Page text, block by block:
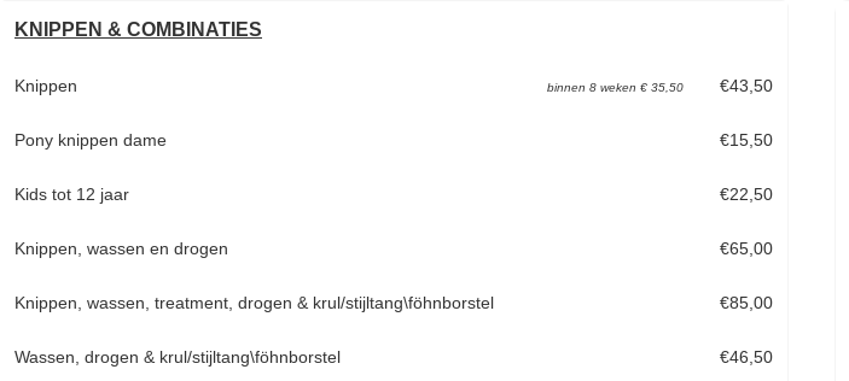
KNIPPEN & COMBINATIES
Knippen binnen 8 weken € 35,50 €43,50
Pony knippen dame €15,50
Kids tot 12 jaar €22,50
Knippen, wassen en drogen €65,00
Knippen, wassen, treatment, drogen & krul/stijltang\föhnborstel €85,00
Wassen, drogen & krul/stijltang\föhnborstel €46,50